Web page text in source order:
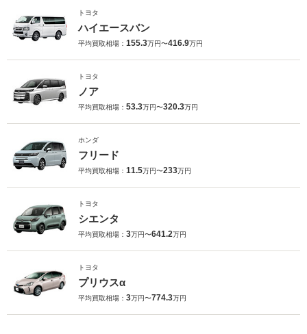
トヨタ
ハイエースバン
平均買取相場： 155.3万円〜416.9万円
トヨタ
ノア
平均買取相場： 53.3万円〜320.3万円
ホンダ
フリード
平均買取相場： 11.5万円〜233万円
トヨタ
シエンタ
平均買取相場： 3万円〜641.2万円
トヨタ
プリウスα
平均買取相場： 3万円〜774.3万円